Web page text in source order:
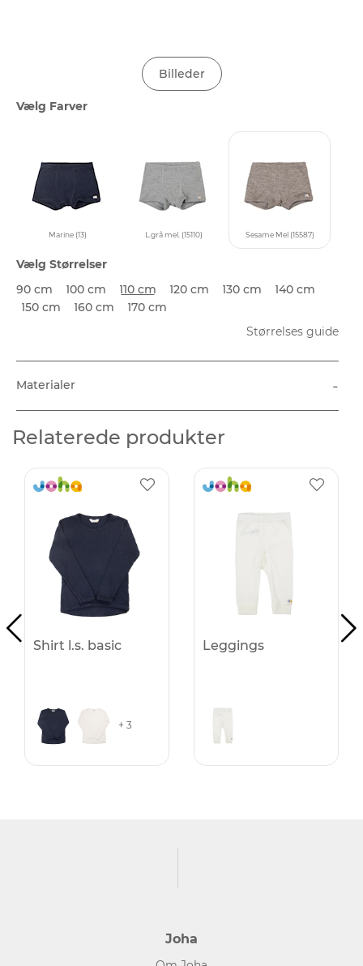
Billeder
Vælg Farver
Marine (13) L.grå mel. (15110) Sesame Mel (15587)
Vælg Størrelser
90 cm
100 cm 110 cm 120 cm 130 cm
140 cm
150 cm
160 cm
170 cm
Størrelses guide
Materialer -
Relaterede produkter
Shirt l.s. basic
+ 3
Leggings
Joha